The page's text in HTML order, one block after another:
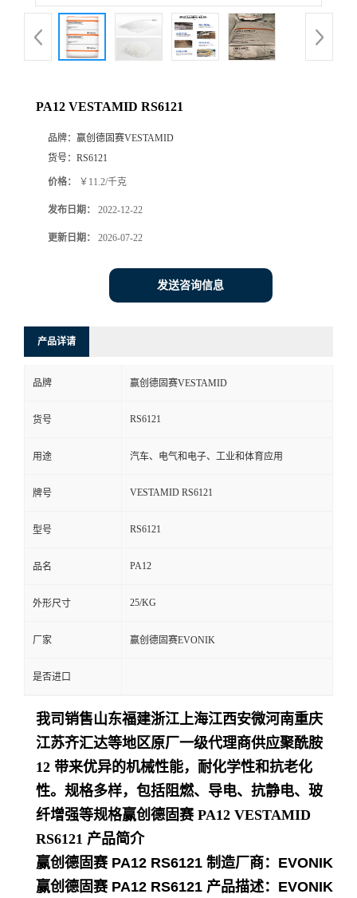
品
厅
系
言
PA12 VESTAMID RS6121
品牌： 赢创德固赛VESTAMID
货号： RS6121
价格： ￥11.2/千克
发布日期： 2022-12-22
更新日期： 2026-07-22
发送咨询信息
产品详请
品牌 赢创德固赛VESTAMID
货号 RS6121
用途 汽车、电气和电子、工业和体育应用
牌号 VESTAMID RS6121
型号 RS6121
品名 PA12
外形尺寸 25/KG
厂家 赢创德固赛EVONIK
是否进口
我司销售山东福建浙江上海江西安微河南重庆
江苏齐汇达等地区原厂一级代理商供应聚酰胺
12 带来优异的机械性能，耐化学性和抗老化
性。规格多样，包括阻燃、导电、抗静电、玻
纤增强等规格赢创德固赛 PA12 VESTAMID
RS6121 产品简介
赢创德固赛 PA12 RS6121 制造厂商：EVONIK
赢创德固赛 PA12 RS6121 产品描述：EVONIK